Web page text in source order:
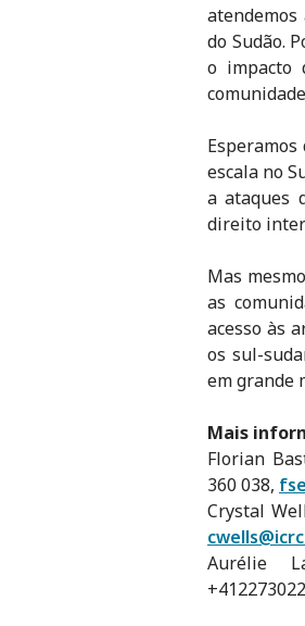
do Sudão.
o impacto
escala no
a ataques
direito
Mas
as
acesso às
os sul-
em grande
Mais
Florian
360 038,
Crystal
Aurélie